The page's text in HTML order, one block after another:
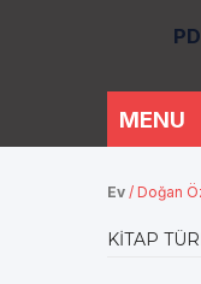
Ev / Doğan
KITAP